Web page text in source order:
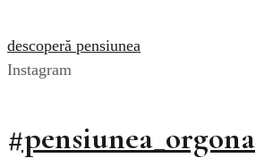
descoperă pensiunea
Instagram
#pensiunea_orgona